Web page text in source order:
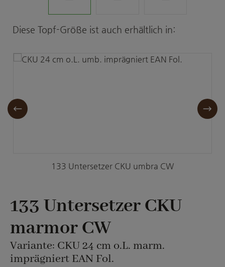
Produktgalerie überspringen
Diese Topf-Größe ist auch erhältlich in:
133 Untersetzer CKU umbra CW
133 Untersetzer CKU
marmor CW
Variante: CKU 24 cm o.L. marm.
imprägniert EAN Fol.